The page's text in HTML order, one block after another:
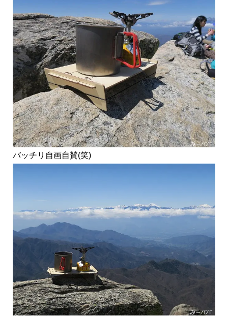
バッチリ自画自賛(笑)